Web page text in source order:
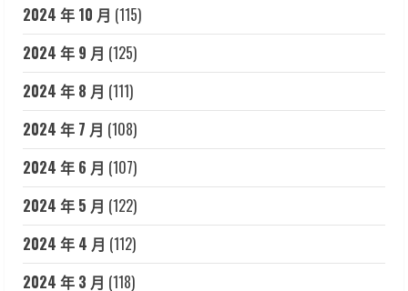
2024 年 10 月 (115)
2024 年 9 月 (125)
2024 年 8 月 (111)
2024 年 7 月 (108)
2024 年 6 月 (107)
2024 年 5 月 (122)
2024 年 4 月 (112)
2024 年 3 月 (118)